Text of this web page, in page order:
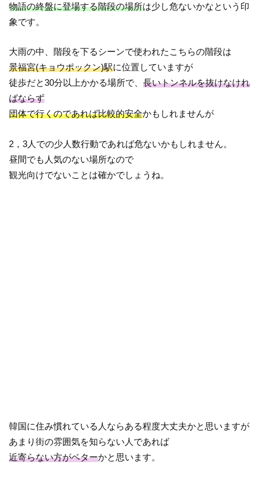
物語の終盤に登場する階段の場所は少し危ないかなという印
象です。
大雨の中、階段を下るシーンで使われたこちらの階段は
景福宮(キョウポックン)駅に位置していますが
徒歩だと30分以上かかる場所で、長いトンネルを抜けなけれ
ばならず
団体で行くのであれば比較的安全かもしれませんが
2，3人での少人数行動であれば危ないかもしれません。
昼間でも人気のない場所なので
観光向けでないことは確かでしょうね。
韓国に住み慣れている人ならある程度大丈夫かと思いますが
あまり街の雰囲気を知らない人であれば
近寄らない方がベターかと思います。